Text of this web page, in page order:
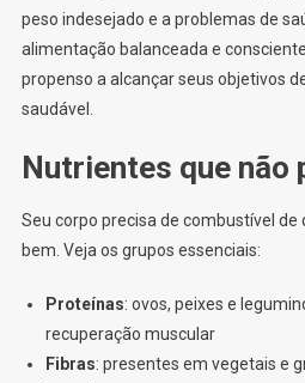
peso indesejado e a problemas de
alimentação balanceada e
propenso a alcançar seus objetivos
saudável.
Nutrientes que não
Seu corpo precisa de combustível
bem. Veja os grupos essenciais:
Proteínas: ovos, peixes e
recuperação muscular
Fibras: presentes em vegetais e